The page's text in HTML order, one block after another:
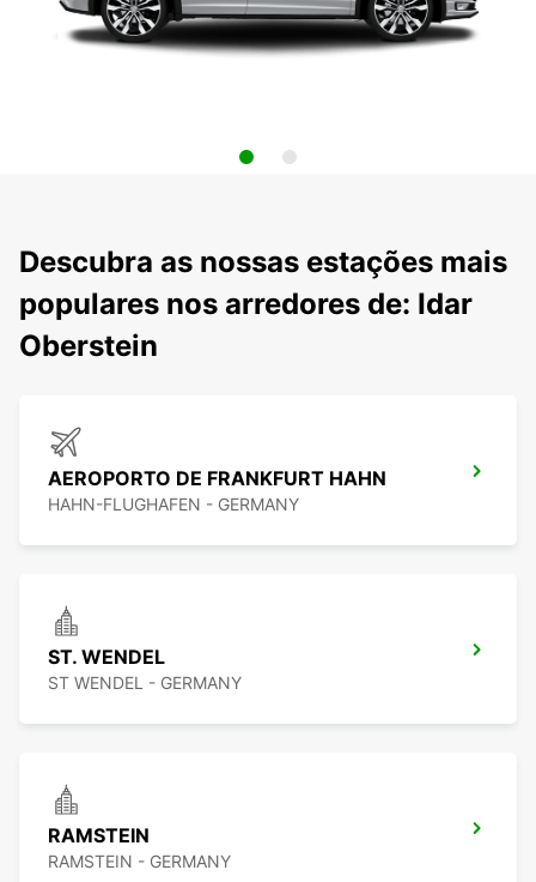
Descubra as nossas estações mais
populares nos arredores de: Idar
Oberstein
AEROPORTO DE FRANKFURT HAHN
HAHN-FLUGHAFEN - GERMANY
ST. WENDEL
ST WENDEL - GERMANY
RAMSTEIN
RAMSTEIN - GERMANY